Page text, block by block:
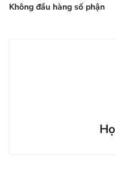
Không đầu hàng số phận